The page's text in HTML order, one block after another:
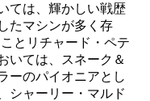
ては、輝かしい戦歴
たマシンが多く存
とリチャード・ペテ
いては、スネーク＆
ーのパイオニアとし
シャーリー・マルド